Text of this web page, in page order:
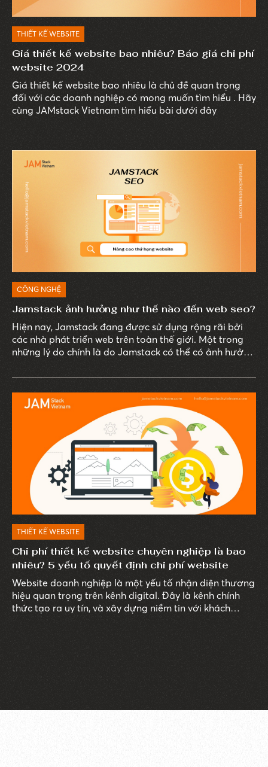
THIẾT KẾ WEBSITE
Giá thiết kế website bao nhiêu? Báo giá chi phí
website 2024
Giá thiết kế website bao nhiêu là chủ đề quan trọng
đối với các doanh nghiệp có mong muốn tìm hiểu . Hãy
cùng JAMstack Vietnam tìm hiểu bài dưới đây
CÔNG NGHỆ
Jamstack ảnh hưởng như thế nào đến web seo?
Hiện nay, Jamstack đang được sử dụng rộng rãi bởi
các nhà phát triển web trên toàn thế giới. Một trong
những lý do chính là do Jamstack có thể có ảnh hưởng
trúc web tĩnh được sử dụng để xây dựng các ứng dụng
mật vượt trội. Hiện nay, Jamstack đang được sử dụng
rộng rãi bởi các nhà phát triển web trên toàn thế giới.
Một trong những lý do chính là do Jamstack có thể có
ảnh hưởng đến hiệu quả SEO của trang web.
THIẾT KẾ WEBSITE
Chi phí thiết kế website chuyên nghiệp là bao
nhiêu? 5 yếu tố quyết định chi phí website
Website doanh nghiệp là một yếu tố nhận diện thương
hiệu quan trọng trên kênh digital. Đây là kênh chính
thức tạo ra uy tín, và xây dựng niềm tin với khách